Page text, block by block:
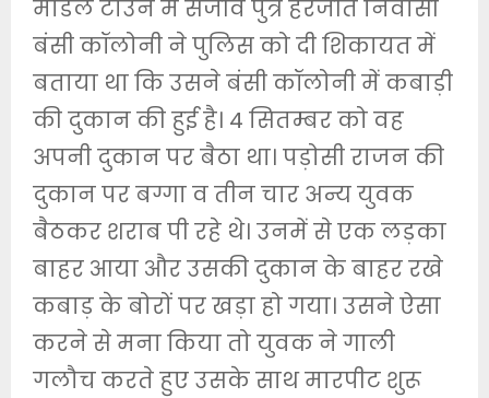
माडल टाउन में संजीव पुत्र हरजीत निवासी
बंसी कॉलोनी ने पुलिस को दी शिकायत में
बताया था कि उसने बंसी कॉलोनी में कबाड़ी
की दुकान की हुई है। 4 सितम्बर को वह
अपनी दुकान पर बैठा था। पड़ोसी राजन की
दुकान पर बग्गा व तीन चार अन्य युवक
बैठकर शराब पी रहे थे। उनमें से एक लड़का
बाहर आया और उसकी दुकान के बाहर रखे
कबाड़ के बोरों पर खड़ा हो गया। उसने ऐसा
करने से मना किया तो युवक ने गाली
गलौच करते हुए उसके साथ मारपीट शुरू